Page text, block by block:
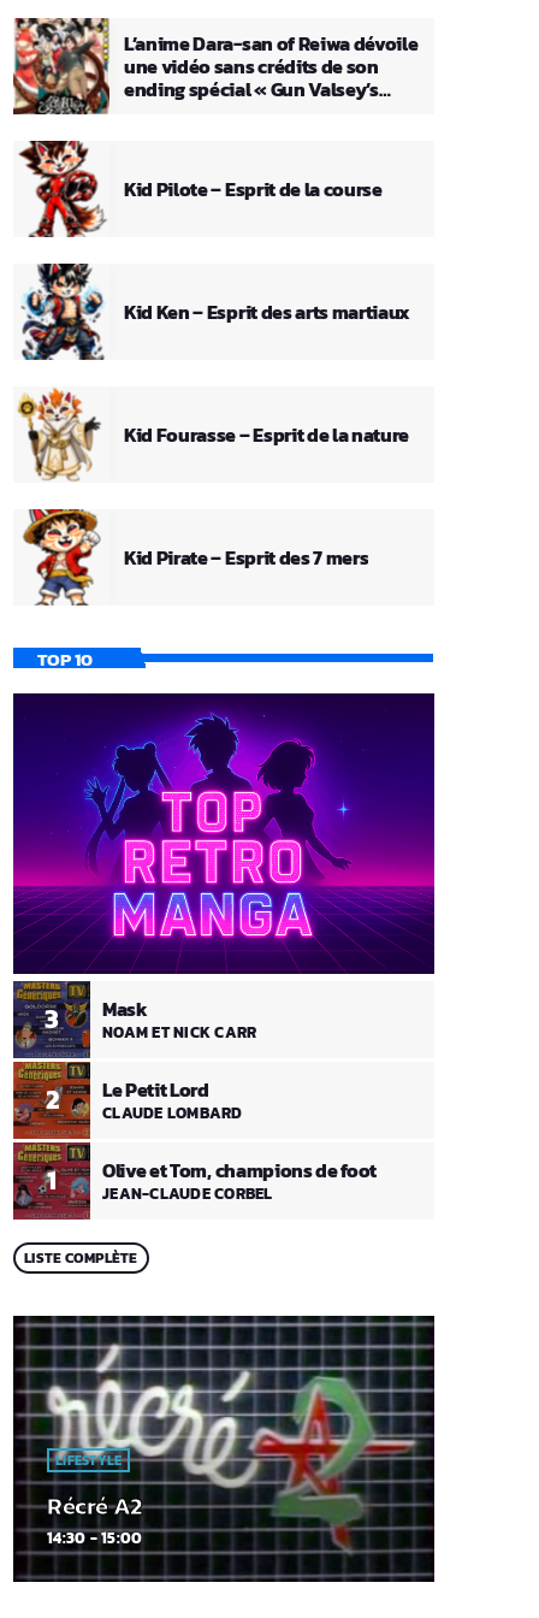
L’anime Dara-san of Reiwa dévoile
une vidéo sans crédits de son
ending spécial « Gun Valsey’s
Kid Pilote – Esprit de la course
Kid Ken – Esprit des arts martiaux
Kid Fourasse – Esprit de la nature
Kid Pirate – Esprit des 7 mers
TOP 10
1 Olive et Tom, champions de foot
JEAN-CLAUDE CORBEL
2 Le Petit Lord
CLAUDE LOMBARD
3 Mask
NOAM ET NICK CARR
LISTE COMPLÈTE
LIFESTYLE
Récré A2
14:30 - 15:00